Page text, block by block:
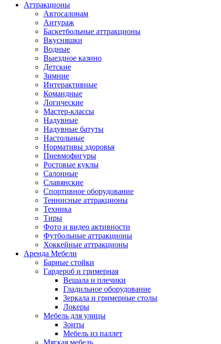
Аттракционы
Автосалонам
Антураж
Баскетбольные аттракционы
Вкусняшки
Водные
Выездное казино
Детские
Зимние
Интерактивные
Командные
Логические
Мастер-классы
Надувные
Надувные батуты
Настольные
Нормативы здоровья
Пневмофигуры
Ростовые куклы
Салонные
Славянские
Спортивное оборудование
Теннисные аттракционы
Техника
Тиры
Фото и видео активности
Футбольные аттракционы
Хоккейные аттракционы
Аренда Мебели
Барные стойки
Гардероб и гримерная
Вешала и плечики
Гладильное оборудование
Зеркала и гримерные столы
Локеры
Мебель для улицы
Зонты
Мебель из паллет